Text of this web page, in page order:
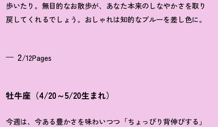
歩いたり。無目的なお散歩が、あなた本来のしなやかさを取り
戻してくれるでしょう。おしゃれは知的なブルーを差し色に。
2/12Pages
牡牛座（4/20～5/20生まれ）
今週は、今ある豊かさを味わいつつ「ちょっぴり背伸びする」